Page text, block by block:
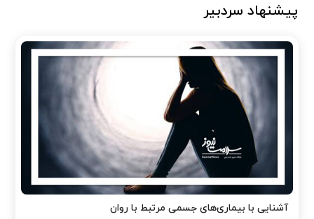
پیشنهاد سردبیر
آشنایی با بیماری‌های جسمی مرتبط با روان